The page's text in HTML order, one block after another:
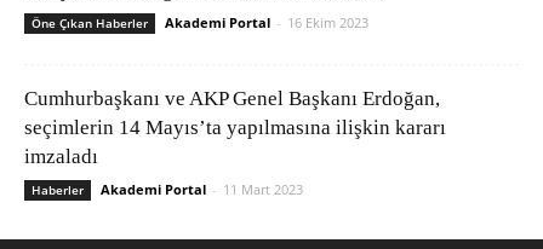
Öne Çıkan Haberler Akademi Portal - 16 Ekim 2023
Cumhurbaşkanı ve AKP Genel Başkanı Erdoğan,
seçimlerin 14 Mayıs’ta yapılmasına ilişkin kararı
imzaladı
Haberler Akademi Portal - 11 Mart 2023